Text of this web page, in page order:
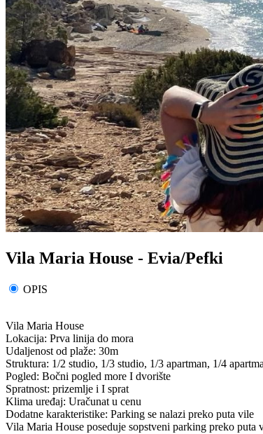
Vila Maria House - Evia/Pefki
OPIS
Vila Maria House
Lokacija: Prva linija do mora
Udaljenost od plaže: 30m
Struktura: 1/2 studio, 1/3 studio, 1/3 apartman, 1/4
Pogled: Bočni pogled more I dvorište
Spratnost: prizemlje i I sprat
Klima uređaj: Uračunat u cenu
Dodatne karakteristike: Parking se nalazi preko puta vile
Vila Maria House poseduje sopstveni parking preko